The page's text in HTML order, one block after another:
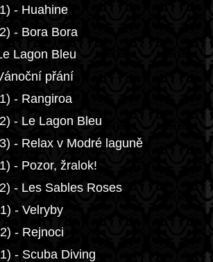
- Huahine
- Bora Bora
Lagon Bleu
přání
- Rangiroa
- Le Lagon Bleu
- Relax v Modré laguně
- Pozor, žralok!
- Les Sables Roses
- Velryby
- Rejnoci
- Scuba Diving